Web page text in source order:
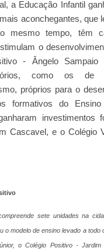
a Educação Infantil
aconchegantes, que
mesmo tempo, têm
o
- Ângelo Sampaio
como os
próprios para o
formativos do
investimentos
Cascavel, e o Colégio
sete unidades na
o modelo de ensino levado a todo
o Colégio Positivo - Jardim